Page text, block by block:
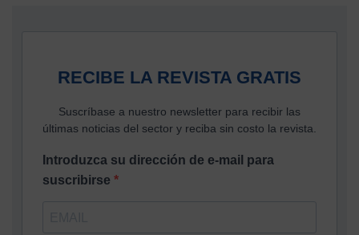
RECIBE LA REVISTA GRATIS
Suscríbase a nuestro newsletter para recibir las
últimas noticias del sector y reciba sin costo la revista.
Introduzca su dirección de e-mail para
suscribirse